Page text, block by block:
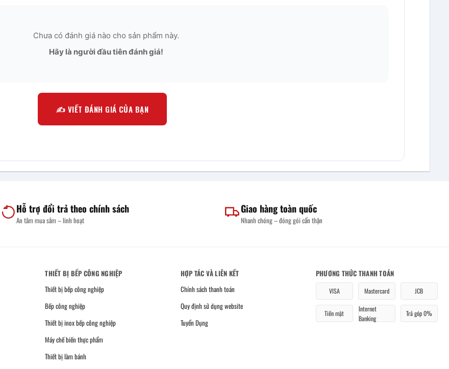
Chưa có đánh giá nào cho sản phẩm này.
Hãy là người đầu tiên đánh giá!
✍️ VIẾT ĐÁNH GIÁ CỦA BẠN
Hỗ trợ đổi trả theo chính sách
An tâm mua sắm – linh hoạt
Giao hàng toàn quốc
Nhanh chóng – đóng gói cẩn thận
THIẾT BỊ BẾP CÔNG NGHIỆP
Thiết bị bếp công nghiệp
Bếp công nghiệp
Thiết bị inox bếp công nghiệp
Máy chế biến thực phẩm
Thiết bị làm bánh
HỢP TÁC VÀ LIÊN KẾT
Chính sách thanh toán
Quy định sử dụng website
Tuyển Dụng
PHƯƠNG THỨC THANH TOÁN
VISA Mastercard JCB
Tiền mặt
Internet
Banking
Trả góp 0%